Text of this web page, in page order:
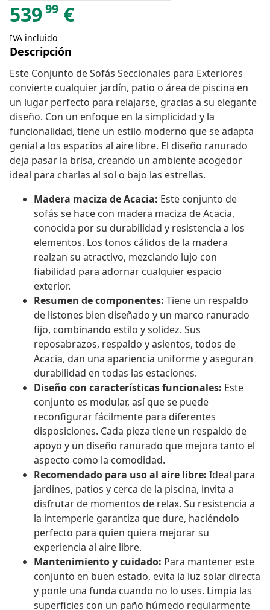
53999 €
IVA incluido
Descripción
Este Conjunto de Sofás Seccionales para Exteriores
convierte cualquier jardín, patio o área de piscina en
un lugar perfecto para relajarse, gracias a su elegante
diseño. Con un enfoque en la simplicidad y la
funcionalidad, tiene un estilo moderno que se adapta
genial a los espacios al aire libre. El diseño ranurado
deja pasar la brisa, creando un ambiente acogedor
ideal para charlas al sol o bajo las estrellas.
Madera maciza de Acacia: Este conjunto de
sofás se hace con madera maciza de Acacia,
conocida por su durabilidad y resistencia a los
elementos. Los tonos cálidos de la madera
realzan su atractivo, mezclando lujo con
fiabilidad para adornar cualquier espacio
exterior.
Resumen de componentes: Tiene un respaldo
de listones bien diseñado y un marco ranurado
fijo, combinando estilo y solidez. Sus
reposabrazos, respaldo y asientos, todos de
Acacia, dan una apariencia uniforme y aseguran
durabilidad en todas las estaciones.
Diseño con características funcionales: Este
conjunto es modular, así que se puede
reconfigurar fácilmente para diferentes
disposiciones. Cada pieza tiene un respaldo de
apoyo y un diseño ranurado que mejora tanto el
aspecto como la comodidad.
Recomendado para uso al aire libre: Ideal para
jardines, patios y cerca de la piscina, invita a
disfrutar de momentos de relax. Su resistencia a
la intemperie garantiza que dure, haciéndolo
perfecto para quien quiera mejorar su
experiencia al aire libre.
Mantenimiento y cuidado: Para mantener este
conjunto en buen estado, evita la luz solar directa
y ponle una funda cuando no lo uses. Limpia las
superficies con un paño húmedo regularmente